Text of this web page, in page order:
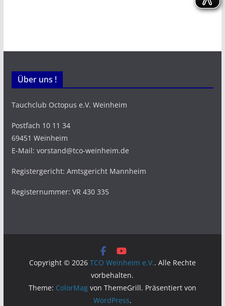
Über uns !
Tauchclub Octopus e.V. Weinheim
Postfach 10 11 34
69451 Weinheim
E-Mail: vorstand@tco-weinheim.de
Registergericht: Amtsgericht Mannheim
Registernummer: VR 430 335
Copyright © 2026 TCO Weinheim e.V.. Alle Rechte
vorbehalten.
Theme: ColorMagvon ThemeGrill. Präsentiert von
WordPress.